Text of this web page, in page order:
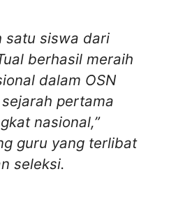
satu siswa dari
berhasil meraih
dalam OSN
pertama
nasional,”
guru yang terlibat
seleksi.